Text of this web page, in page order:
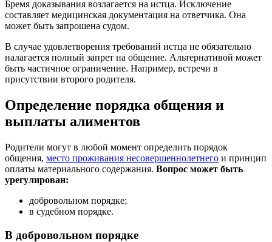
Бремя доказывания возлагается на истца. Исключение
составляет медицинская документация на ответчика. Она
может быть запрошена судом.
В случае удовлетворения требований истца не обязательно
налагается полный запрет на общение. Альтернативой может
быть частичное ограничение. Например, встречи в
присутствии второго родителя.
Определение порядка общения и
выплаты алиментов
Родители могут в любой момент определить порядок
общения, место проживания несовершеннолетнего и принцип
оплаты материального содержания. Вопрос может быть
урегулирован:
добровольном порядке;
в судебном порядке.
В добровольном порядке